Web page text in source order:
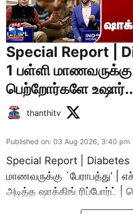
Special Report |
1 பள்ளி மாணவருக்கு
பெற்றோர்களே உஷார்..
thanthitv
Published on: 03 Aug 2026, 3:40 pm
Special Report | Diabetes
மாணவருக்கு `பேராபத்து’ |
அடித்த ஷாக்கிங் ரிப்போர்ட் |